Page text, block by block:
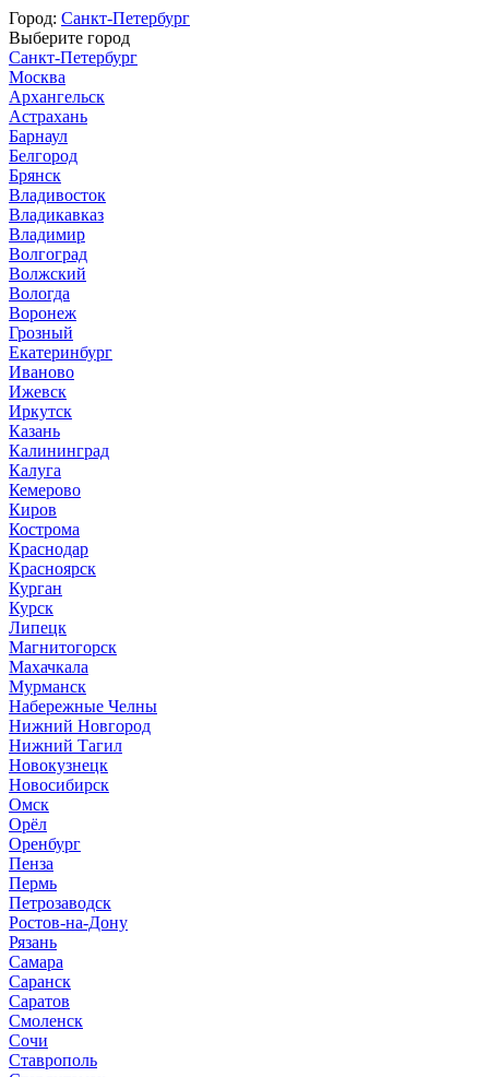
Город: Санкт-Петербург
Выберите город
Санкт-Петербург
Москва
Архангельск
Астрахань
Барнаул
Белгород
Брянск
Владивосток
Владикавказ
Владимир
Волгоград
Волжский
Вологда
Воронеж
Грозный
Екатеринбург
Иваново
Ижевск
Иркутск
Казань
Калининград
Калуга
Кемерово
Киров
Кострома
Краснодар
Красноярск
Курган
Курск
Липецк
Магнитогорск
Махачкала
Мурманск
Набережные Челны
Нижний Новгород
Нижний Тагил
Новокузнецк
Новосибирск
Омск
Орёл
Оренбург
Пенза
Пермь
Петрозаводск
Ростов-на-Дону
Рязань
Самара
Саранск
Саратов
Смоленск
Сочи
Ставрополь